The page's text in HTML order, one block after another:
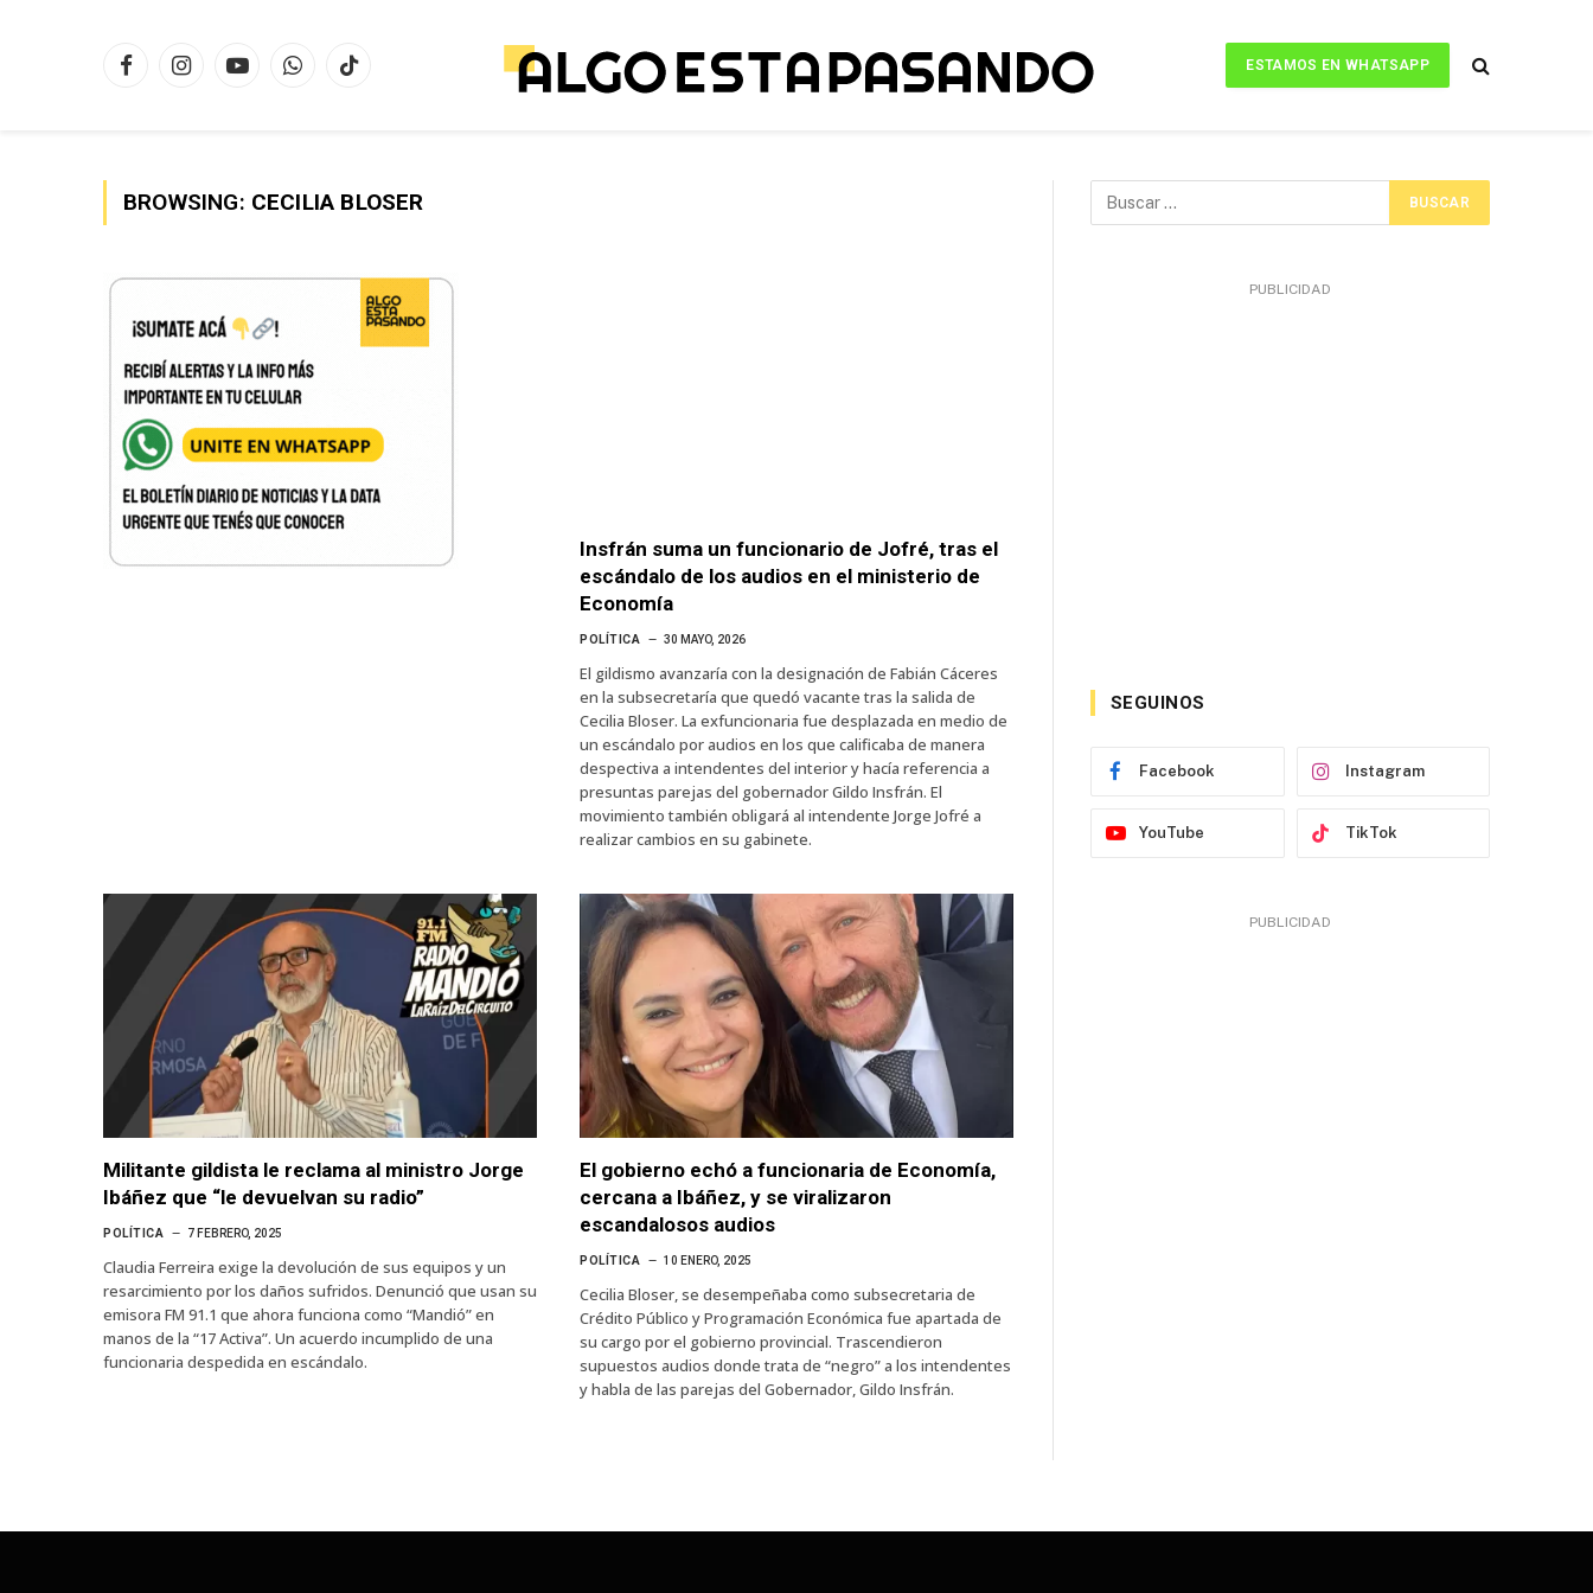
FacebookInstagramYouTubeWhatsAppTikTok
ESTAMOS EN WHATSAPP
BROWSING: CECILIA BLOSER
Insfrán suma un funcionario de Jofré, tras el
escándalo de los audios en el ministerio de
Economía
POLÍTICA 30 MAYO, 2026
El gildismo avanzaría con la designación de Fabián Cáceres
en la subsecretaría que quedó vacante tras la salida de
Cecilia Bloser. La exfuncionaria fue desplazada en medio de
un escándalo por audios en los que calificaba de manera
despectiva a intendentes del interior y hacía referencia a
presuntas parejas del gobernador Gildo Insfrán. El
movimiento también obligará al intendente Jorge Jofré a
realizar cambios en su gabinete.
Militante gildista le reclama al ministro Jorge
Ibáñez que “le devuelvan su radio”
POLÍTICA 7 FEBRERO, 2025
Claudia Ferreira exige la devolución de sus equipos y un
resarcimiento por los daños sufridos. Denunció que usan su
emisora FM 91.1 que ahora funciona como “Mandió” en
manos de la “17 Activa”. Un acuerdo incumplido de una
funcionaria despedida en escándalo.
El gobierno echó a funcionaria de Economía,
cercana a Ibáñez, y se viralizaron
escandalosos audios
POLÍTICA 10 ENERO, 2025
Cecilia Bloser, se desempeñaba como subsecretaria de
Crédito Público y Programación Económica fue apartada de
su cargo por el gobierno provincial. Trascendieron
supuestos audios donde trata de “negro” a los intendentes
y habla de las parejas del Gobernador, Gildo Insfrán.
PUBLICIDAD
SEGUINOS
Facebook Instagram
YouTube TikTok
PUBLICIDAD